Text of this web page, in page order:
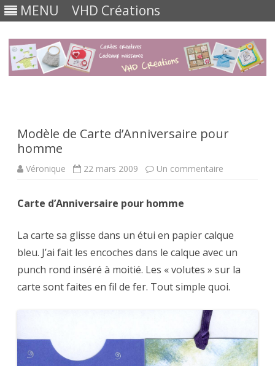
MENU VHD Créations
Modèle de Carte d’Anniversaire pour
homme
Véronique 22 mars 2009 Un commentaire
Carte d’Anniversaire pour homme
La carte sa glisse dans un étui en papier calque
bleu. J’ai fait les encoches dans le calque avec un
punch rond inséré à moitié. Les « volutes » sur la
carte sont faites en fil de fer. Tout simple quoi.